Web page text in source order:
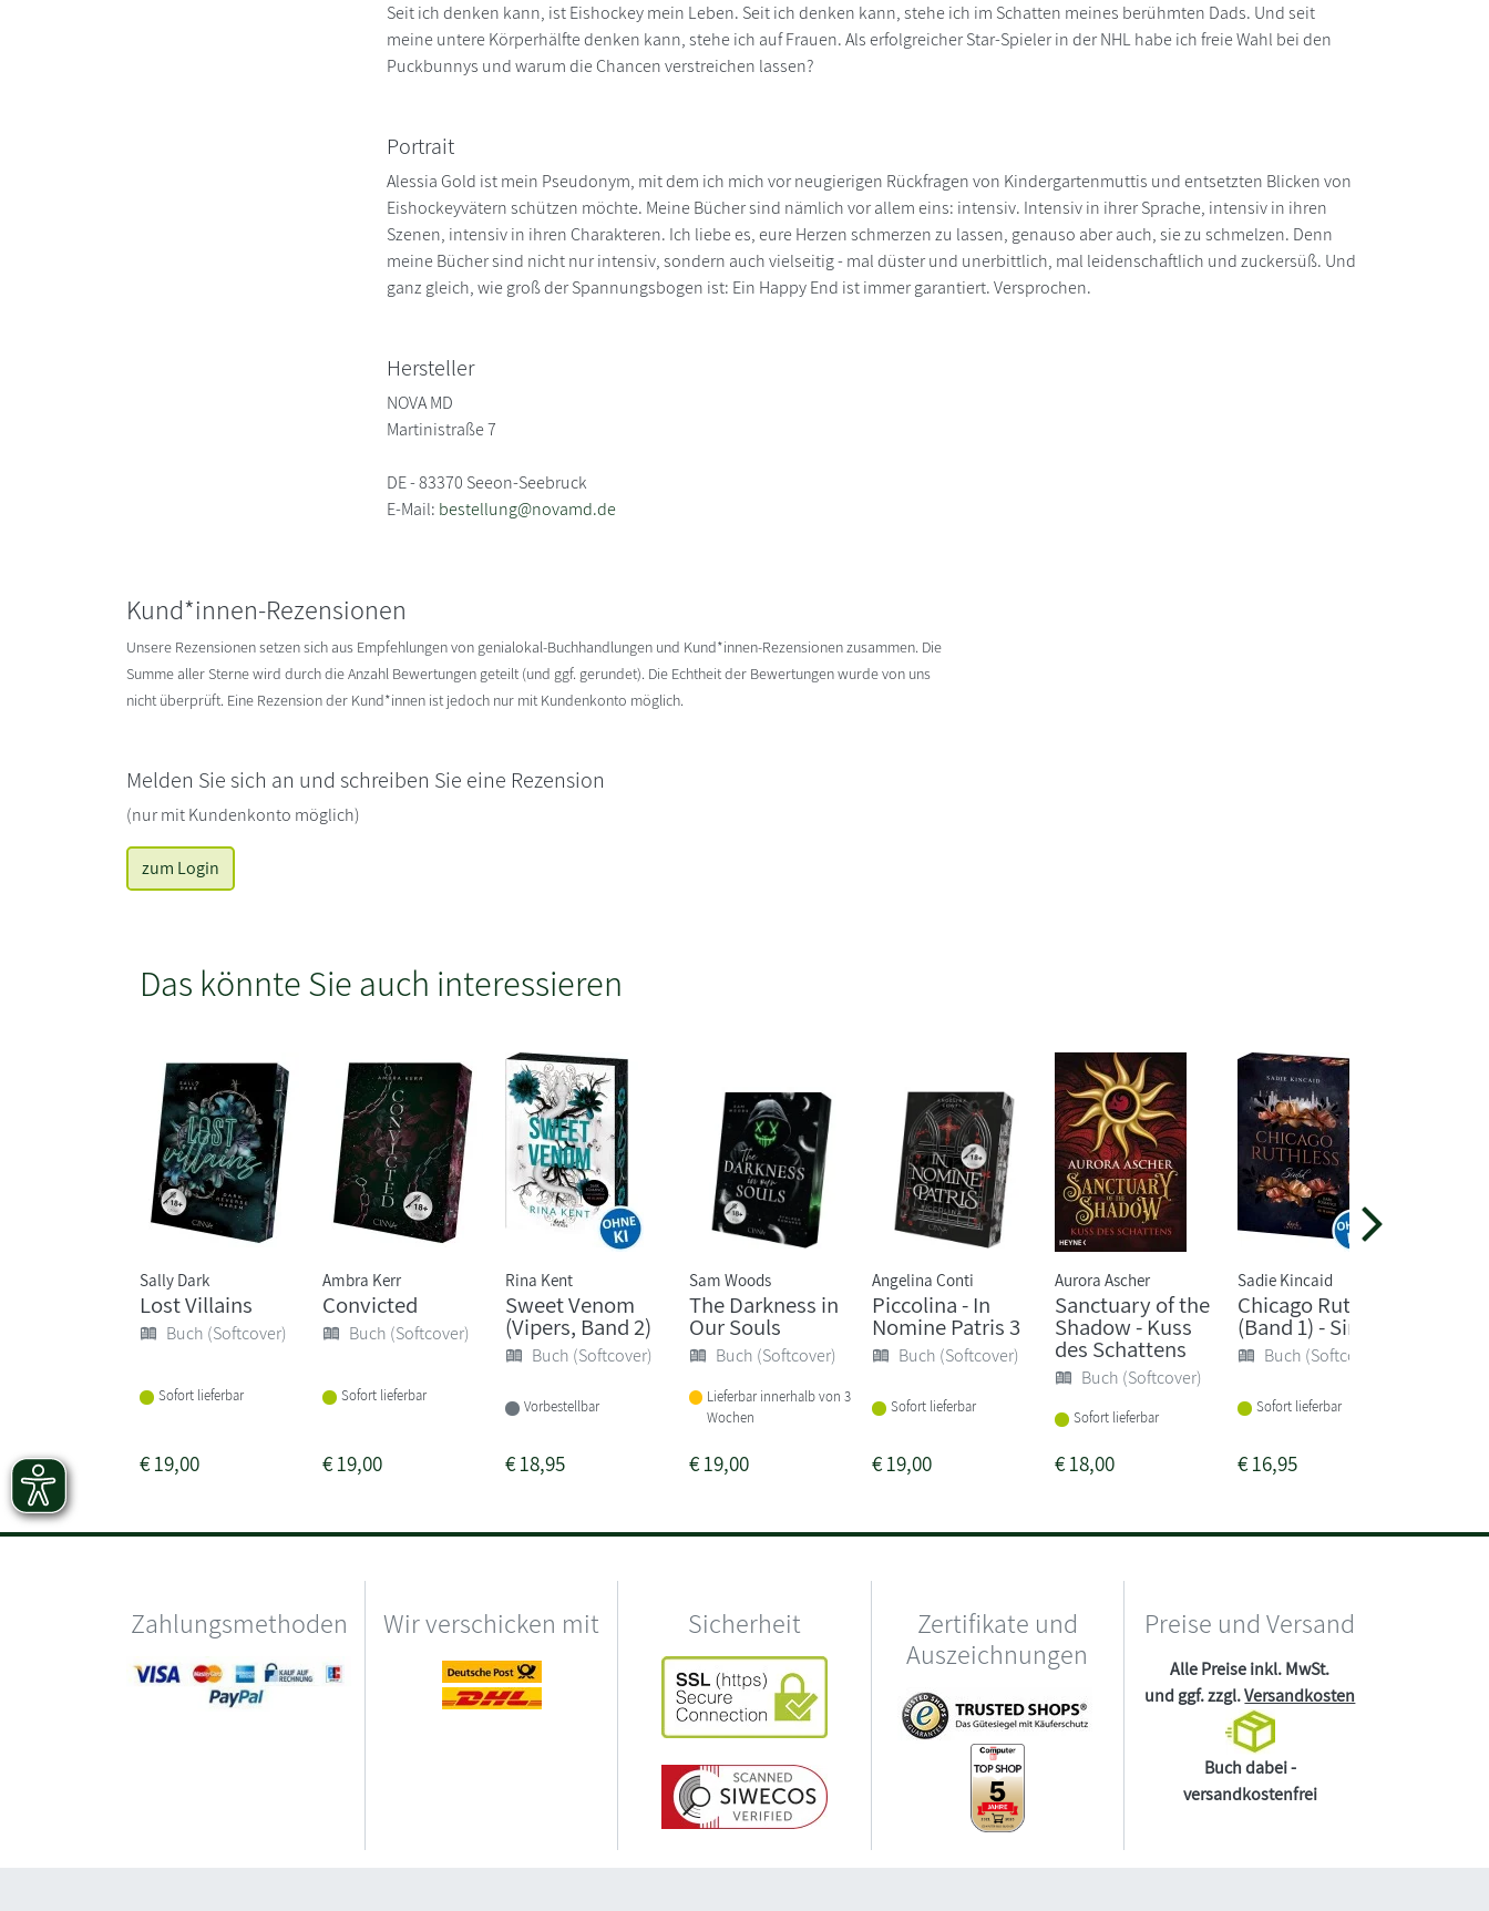
Seit ich denken kann, ist Eishockey mein Leben. Seit ich denken kann, stehe ich im Schatten meines berühmten Dads. Und seit
meine untere Körperhälfte denken kann, stehe ich auf Frauen. Als erfolgreicher Star-Spieler in der NHL habe ich freie Wahl bei den
Puckbunnys und warum die Chancen verstreichen lassen?
Portrait
Alessia Gold ist mein Pseudonym, mit dem ich mich vor neugierigen Rückfragen von Kindergartenmuttis und entsetzten Blicken von
Eishockeyvätern schützen möchte. Meine Bücher sind nämlich vor allem eins: intensiv. Intensiv in ihrer Sprache, intensiv in ihren
Szenen, intensiv in ihren Charakteren. Ich liebe es, eure Herzen schmerzen zu lassen, genauso aber auch, sie zu schmelzen. Denn
meine Bücher sind nicht nur intensiv, sondern auch vielseitig - mal düster und unerbittlich, mal leidenschaftlich und zuckersüß. Und
ganz gleich, wie groß der Spannungsbogen ist: Ein Happy End ist immer garantiert. Versprochen.
Hersteller
NOVA MD
Martinistraße 7
DE - 83370 Seeon-Seebruck
E-Mail: bestellung@novamd.de
Kund*innen-Rezensionen
Unsere Rezensionen setzen sich aus Empfehlungen von genialokal-Buchhandlungen und Kund*innen-Rezensionen zusammen. Die
Summe aller Sterne wird durch die Anzahl Bewertungen geteilt (und ggf. gerundet). Die Echtheit der Bewertungen wurde von uns
nicht überprüft. Eine Rezension der Kund*innen ist jedoch nur mit Kundenkonto möglich.
Melden Sie sich an und schreiben Sie eine Rezension
(nur mit Kundenkonto möglich)
zum Login
Das könnte Sie auch interessieren
Sally Dark
Lost Villains
Buch (Softcover)
Sofort lieferbar
€19,00
Ambra Kerr
Convicted
Buch (Softcover)
Sofort lieferbar
€19,00
Rina Kent
Sweet Venom
(Vipers, Band 2)
Buch (Softcover)
Vorbestellbar
€18,95
Sam Woods
The Darkness in
Our Souls
Buch (Softcover)
Lieferbar innerhalb von 3
Wochen
€19,00
Angelina Conti
Piccolina - In
Nomine Patris 3
Buch (Softcover)
Sofort lieferbar
€19,00
Aurora Ascher
Sanctuary of the
Shadow - Kuss
des Schattens
Buch (Softcover)
Sofort lieferbar
€18,00
Sadie Kincaid
Chicago Ruthless
(Band 1) - Sinful
Buch (Softcover)
Sofort lieferbar
€16,95
Zahlungsmethoden Wir verschicken mit Sicherheit
Zertifikate und
Auszeichnungen
Preise und Versand
Alle Preise inkl. MwSt.
und ggf. zzgl.Versandkosten
Buch dabei -
versandkostenfrei